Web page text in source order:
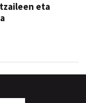
eta